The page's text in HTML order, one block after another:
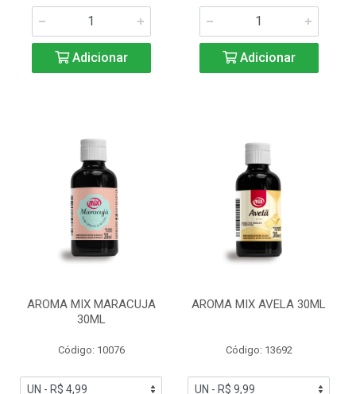
Adicionar Adicionar
AROMA MIX MARACUJA
30ML
Código: 10076
AROMA MIX AVELA 30ML
Código: 13692